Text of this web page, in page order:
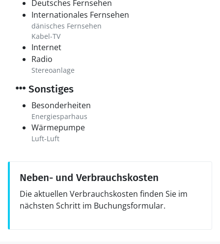
Deutsches Fernsehen
Internationales Fernsehen
dänisches Fernsehen
Kabel-TV
Internet
Radio
Stereoanlage
Sonstiges
Besonderheiten
Energiesparhaus
Wärmepumpe
Luft-Luft
Neben- und Verbrauchskosten
Die aktuellen Verbrauchskosten finden Sie im
nächsten Schritt im Buchungsformular.